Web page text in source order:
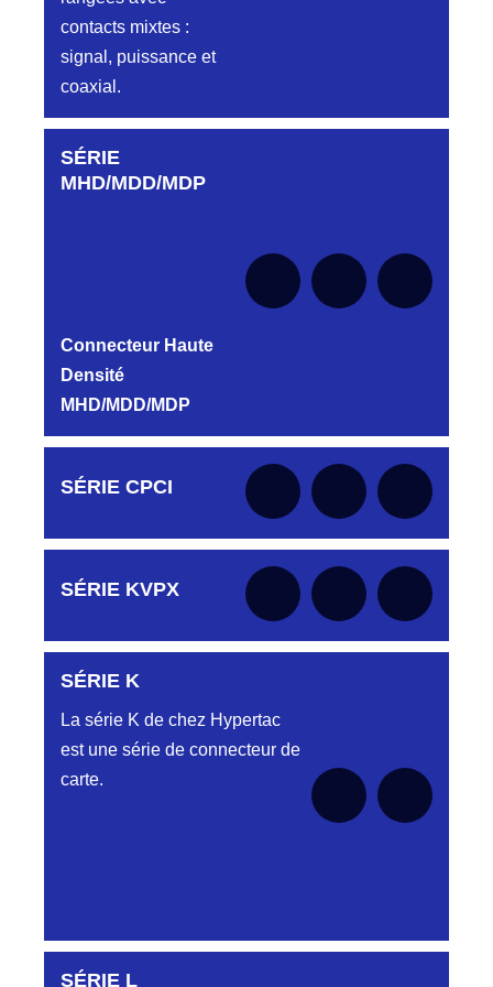
contacts mixtes :
signal, puissance et
coaxial.
Aucune pièce disponible pour cette série pour
le moment
SÉRIE
MHD/MDD/MDP
Connecteur Haute
Densité
MHD/MDD/MDP
Aucune pièce disponible pour cette série pour
le moment
SÉRIE CPCI
Aucune pièce disponible pour cette série pour
le moment
SÉRIE KVPX
Aucune pièce disponible pour cette série pour
SÉRIE K
La série K de chez Hypertac
est une série de connecteur de
carte.
Aucune pièce disponible pour cette série pour
SÉRIE L